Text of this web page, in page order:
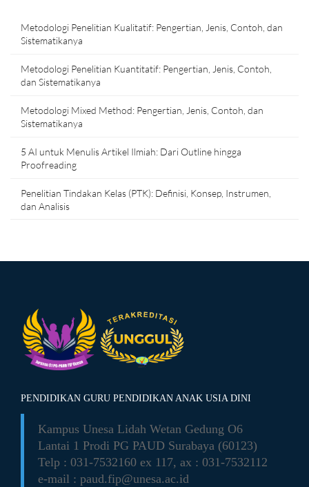
Metodologi Penelitian Kualitatif: Pengertian, Jenis, Contoh, dan
Sistematikanya
Metodologi Penelitian Kuantitatif: Pengertian, Jenis, Contoh,
dan Sistematikanya
Metodologi Mixed Method: Pengertian, Jenis, Contoh, dan
Sistematikanya
5 AI untuk Menulis Artikel Ilmiah: Dari Outline hingga
Proofreading
Penelitian Tindakan Kelas (PTK): Definisi, Konsep, Instrumen,
dan Analisis
PENDIDIKAN GURU PENDIDIKAN ANAK USIA DINI
Kampus Unesa Lidah Wetan Gedung O6
Lantai 1 Prodi PG PAUD Surabaya (60123)
Telp : 031-7532160 ex 117, ax : 031-7532112
e-mail : paud.fip@unesa.ac.id